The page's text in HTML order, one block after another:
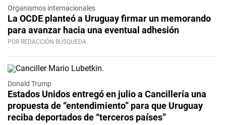
Organismos internacionales
La OCDE planteó a Uruguay firmar un memorando
para avanzar hacia una eventual adhesión
POR REDACCIÓN BÚSQUEDA
Donald Trump
Estados Unidos entregó en julio a Cancillería una
propuesta de “entendimiento” para que Uruguay
reciba deportados de “terceros países”